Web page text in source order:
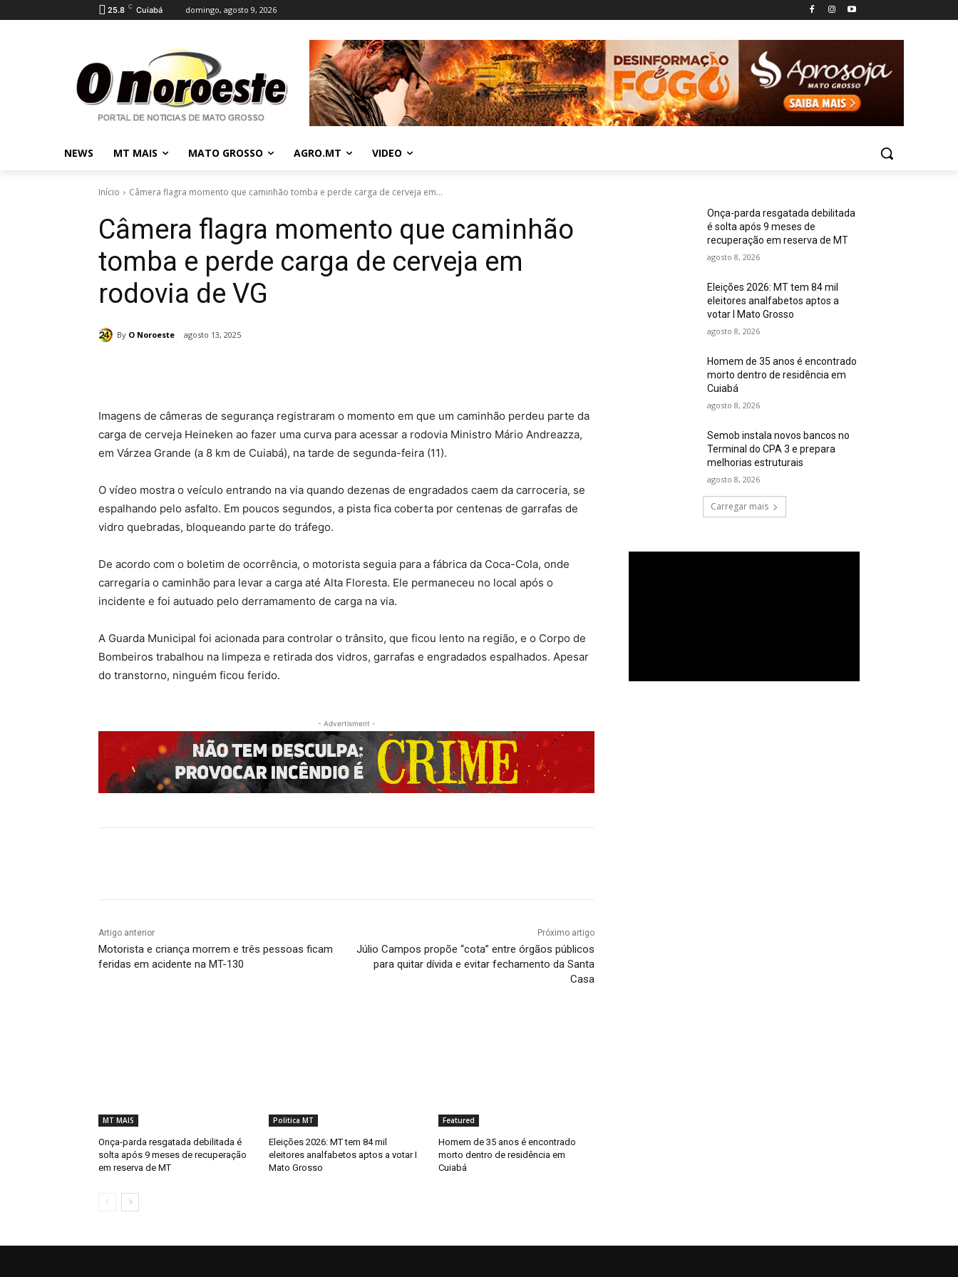
25.8 C Cuiabá domingo, agosto 9, 2026
NEWS MT MAIS MATO GROSSO AGRO.MT VIDEO
Início Câmera flagra momento que caminhão tomba e perde carga de cerveja em...
Câmera flagra momento que caminhão
tomba e perde carga de cerveja em
rodovia de VG
By O Noroeste agosto 13, 2025
Imagens de câmeras de segurança registraram o momento em que um caminhão perdeu parte da
carga de cerveja Heineken ao fazer uma curva para acessar a rodovia Ministro Mário Andreazza,
em Várzea Grande (a 8 km de Cuiabá), na tarde de segunda-feira (11).
O vídeo mostra o veículo entrando na via quando dezenas de engradados caem da carroceria, se
espalhando pelo asfalto. Em poucos segundos, a pista fica coberta por centenas de garrafas de
vidro quebradas, bloqueando parte do tráfego.
De acordo com o boletim de ocorrência, o motorista seguia para a fábrica da Coca-Cola, onde
carregaria o caminhão para levar a carga até Alta Floresta. Ele permaneceu no local após o
incidente e foi autuado pelo derramamento de carga na via.
A Guarda Municipal foi acionada para controlar o trânsito, que ficou lento na região, e o Corpo de
Bombeiros trabalhou na limpeza e retirada dos vidros, garrafas e engradados espalhados. Apesar
do transtorno, ninguém ficou ferido.
- Advertisment -
Artigo anterior
Motorista e criança morrem e três pessoas ficam
feridas em acidente na MT-130
Próximo artigo
Júlio Campos propõe “cota” entre órgãos públicos
para quitar dívida e evitar fechamento da Santa
Casa
MT MAIS
Onça-parda resgatada debilitada é
solta após 9 meses de recuperação
em reserva de MT
Politica MT
Eleições 2026: MT tem 84 mil
eleitores analfabetos aptos a votar I
Mato Grosso
Featured
Homem de 35 anos é encontrado
morto dentro de residência em
Cuiabá
Onça-parda resgatada debilitada
é solta após 9 meses de
recuperação em reserva de MT
agosto 8, 2026
Eleições 2026: MT tem 84 mil
eleitores analfabetos aptos a
votar I Mato Grosso
agosto 8, 2026
Homem de 35 anos é encontrado
morto dentro de residência em
Cuiabá
agosto 8, 2026
Semob instala novos bancos no
Terminal do CPA 3 e prepara
melhorias estruturais
agosto 8, 2026
Carregar mais